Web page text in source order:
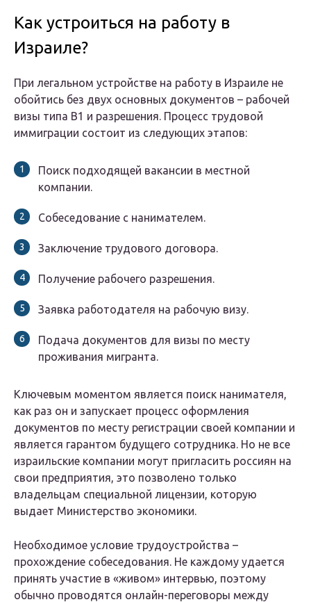
Как устроиться на работу в
Израиле?
При легальном устройстве на работу в Израиле не
обойтись без двух основных документов – рабочей
визы типа B1 и разрешения. Процесс трудовой
иммиграции состоит из следующих этапов:
Поиск подходящей вакансии в местной
компании.
Собеседование с нанимателем.
Заключение трудового договора.
Получение рабочего разрешения.
Заявка работодателя на рабочую визу.
Подача документов для визы по месту
проживания мигранта.
Ключевым моментом является поиск нанимателя,
как раз он и запускает процесс оформления
документов по месту регистрации своей компании и
является гарантом будущего сотрудника. Но не все
израильские компании могут пригласить россиян на
свои предприятия, это позволено только
владельцам специальной лицензии, которую
выдает Министерство экономики.
Необходимое условие трудоустройства –
прохождение собеседования. Не каждому удается
принять участие в «живом» интервью, поэтому
обычно проводятся онлайн-переговоры между